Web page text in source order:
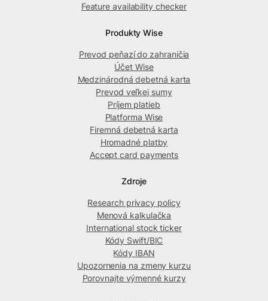
Feature availability checker
Produkty Wise
Prevod peňazí do zahraničia
Účet Wise
Medzinárodná debetná karta
Prevod veľkej sumy
Príjem platieb
Platforma Wise
Firemná debetná karta
Hromadné platby
Accept card payments
Zdroje
Research privacy policy
Menová kalkulačka
International stock ticker
Kódy Swift/BIC
Kódy IBAN
Upozornenia na zmeny kurzu
Porovnajte výmenné kurzy